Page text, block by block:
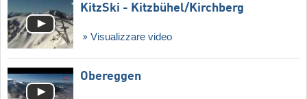
KitzSki - Kitzbühel/​Kirchberg
Visualizzare video
Obereggen